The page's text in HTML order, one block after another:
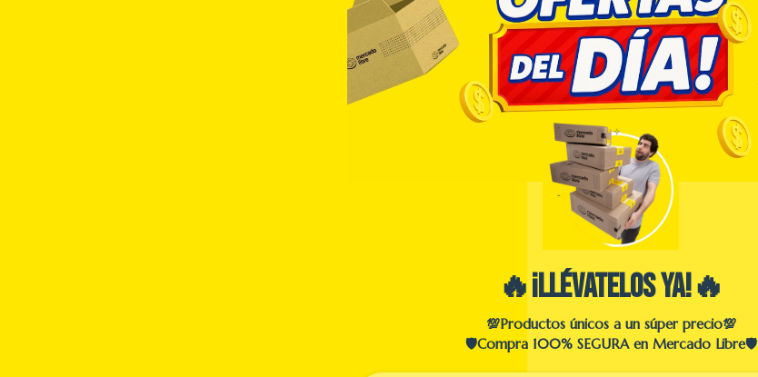
🔥¡Llévatelos Ya!🔥
💯Productos únicos a un súper precio💯
🛡️Compra 100% SEGURA en Mercado Libre🛡️